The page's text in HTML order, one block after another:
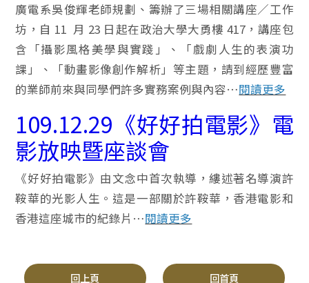
廣電系吳俊輝老師規劃、籌辦了三場相關講座／工作
坊，自 11 月 23 日起在政治大學大勇樓 417，講座包
含「攝影風格美學與實踐」、「戲劇人生的表演功
課」、「動畫影像創作解析」等主題，請到經歷豐富
的業師前來與同學們許多實務案例與內容…閱讀更多
109.12.29《好好拍電影》電
影放映暨座談會
《好好拍電影》由文念中首次執導，縷述著名導演許
鞍華的光影人生。這是一部關於許鞍華，香港電影和
香港這座城市的紀錄片…閱讀更多
回上頁 回首頁